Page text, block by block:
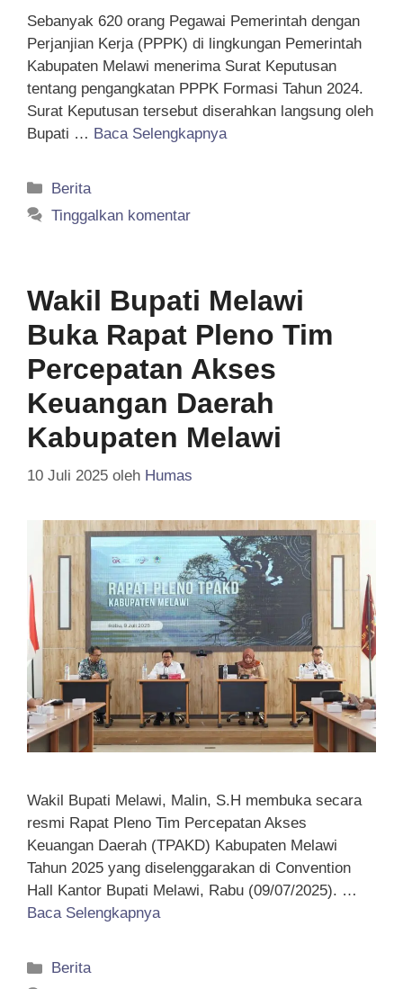
Sebanyak 620 orang Pegawai Pemerintah dengan
Perjanjian Kerja (PPPK) di lingkungan Pemerintah
Kabupaten Melawi menerima Surat Keputusan
tentang pengangkatan PPPK Formasi Tahun 2024.
Surat Keputusan tersebut diserahkan langsung oleh
Bupati … Baca Selengkapnya
Kategori
Berita
Tinggalkan komentar
Wakil Bupati Melawi
Buka Rapat Pleno Tim
Percepatan Akses
Keuangan Daerah
Kabupaten Melawi
10 Juli 2025 oleh Humas
Wakil Bupati Melawi, Malin, S.H membuka secara
resmi Rapat Pleno Tim Percepatan Akses
Keuangan Daerah (TPAKD) Kabupaten Melawi
Tahun 2025 yang diselenggarakan di Convention
Hall Kantor Bupati Melawi, Rabu (09/07/2025). …
Baca Selengkapnya
Kategori
Berita